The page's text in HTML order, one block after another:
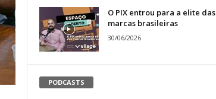
O PIX entrou para a elite das
marcas brasileiras
30/06/2026
PODCASTS